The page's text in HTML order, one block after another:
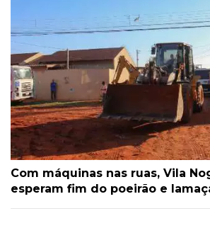
Com máquinas nas ruas, Vila
esperam fim do poeirão e